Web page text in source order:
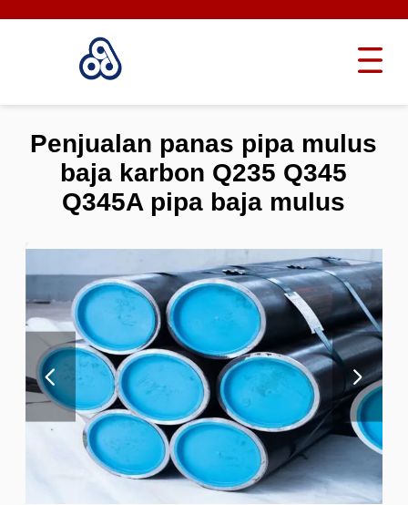
Penjualan panas pipa mulus
baja karbon Q235 Q345
Q345A pipa baja mulus